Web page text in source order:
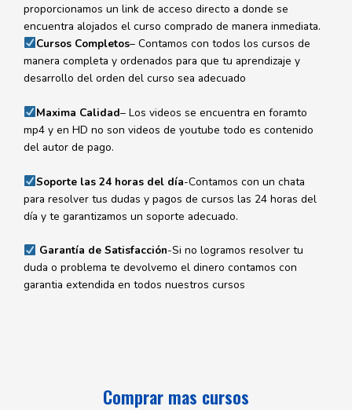
proporcionamos un link de acceso directo a donde se
encuentra alojados el curso comprado de manera inmediata.
Cursos Completos– Contamos con todos los cursos de
manera completa y ordenados para que tu aprendizaje y
desarrollo del orden del curso sea adecuado
Maxima Calidad– Los videos se encuentra en foramto
mp4 y en HD no son videos de youtube todo es contenido
del autor de pago.
Soporte las 24 horas del día-Contamos con un chata
para resolver tus dudas y pagos de cursos las 24 horas del
día y te garantizamos un soporte adecuado.
Garantía de Satisfacción-Si no logramos resolver tu
duda o problema te devolvemo el dinero contamos con
garantia extendida en todos nuestros cursos
Comprar mas cursos